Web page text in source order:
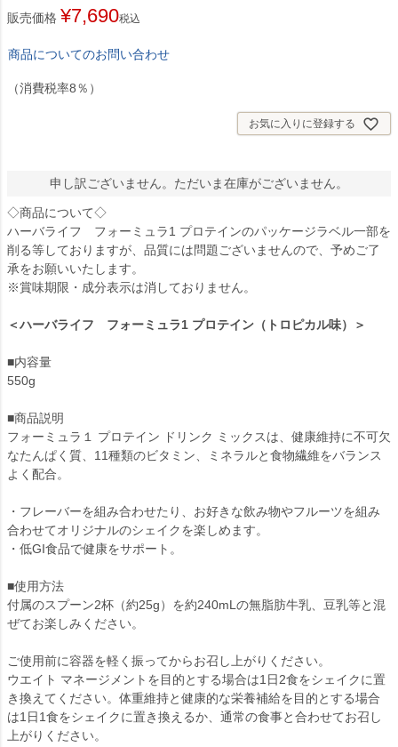
販売価格 ¥7,690税込
商品についてのお問い合わせ
（消費税率8％）
お気に入りに登録する
申し訳ございません。ただいま在庫がございません。
◇商品について◇
ハーバライフ フォーミュラ1 プロテインのパッケージラベル一部を
削る等しておりますが、品質には問題ございませんので、予めご了
承をお願いいたします。
※賞味期限・成分表示は消しておりません。
＜ハーバライフ フォーミュラ1 プロテイン（トロピカル味）＞
■内容量
550g
■商品説明
フォーミュラ１ プロテイン ドリンク ミックスは、健康維持に不可欠
なたんぱく質、11種類のビタミン、ミネラルと食物繊維をバランス
よく配合。
・フレーバーを組み合わせたり、お好きな飲み物やフルーツを組み
合わせてオリジナルのシェイクを楽しめます。
・低GI食品で健康をサポート。
■使用方法
付属のスプーン2杯（約25g）を約240mLの無脂肪牛乳、豆乳等と混
ぜてお楽しみください。
ご使用前に容器を軽く振ってからお召し上がりください。
ウエイト マネージメントを目的とする場合は1日2食をシェイクに置
き換えてください。体重維持と健康的な栄養補給を目的とする場合
は1日1食をシェイクに置き換えるか、通常の食事と合わせてお召し
上がりください。